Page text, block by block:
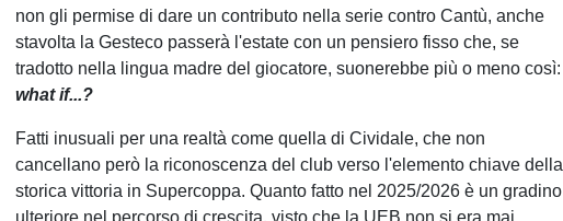
non gli permise di dare un contributo nella serie contro Cantù, anche
stavolta la Gesteco passerà l'estate con un pensiero fisso che, se
tradotto nella lingua madre del giocatore, suonerebbe più o meno così:
what if...?
Fatti inusuali per una realtà come quella di Cividale, che non
cancellano però la riconoscenza del club verso l'elemento chiave della
storica vittoria in Supercoppa. Quanto fatto nel 2025/2026 è un gradino
ulteriore nel percorso di crescita, visto che la UEB non si era mai